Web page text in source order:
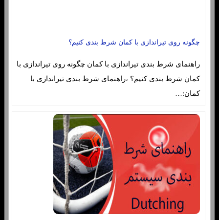
چگونه روی تیراندازی با کمان شرط بندی کنیم؟
راهنمای شرط بندی تیراندازی با کمان چگونه روی تیراندازی با
کمان شرط بندی کنیم؟ ،راهنمای شرط بندی تیراندازی با
کمان:…